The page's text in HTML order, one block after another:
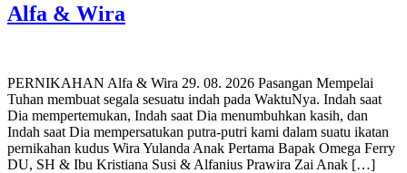
Alfa & Wira
PERNIKAHAN Alfa & Wira 29. 08. 2026 Pasangan Mempelai
Tuhan membuat segala sesuatu indah pada WaktuNya. Indah saat
Dia mempertemukan, Indah saat Dia menumbuhkan kasih, dan
Indah saat Dia mempersatukan putra-putri kami dalam suatu ikatan
pernikahan kudus Wira Yulanda Anak Pertama Bapak Omega Ferry
DU, SH & Ibu Kristiana Susi & Alfanius Prawira Zai Anak […]